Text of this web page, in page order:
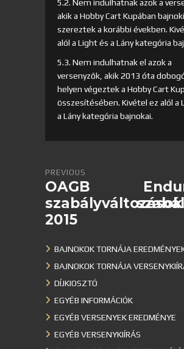
5.2. Nem indulhatnak azok a
akik a Hobby Cart Kupában
szereztek a korábbi években.
alól a Light és a Lány kategória
5.3. Nem indulhatnak el azok a
versenyzők, akik 2013 óta
helyen végeztek a Hobby Cart
összesítésében. Kivétel ez alól a
a Lány kategória bajnokai.
PREVIOUS
OAGB
szabályváltozások
2015
BAJNOKOK TORNÁJA
BAJNOKOK TORNÁJA
DÍJKIOSZTÓ
EGYÉB INFORMÁCIÓK
EGYÉB VERSENYEK EREDMÉNYE
EGYÉB VERSENYKIÍRÁS